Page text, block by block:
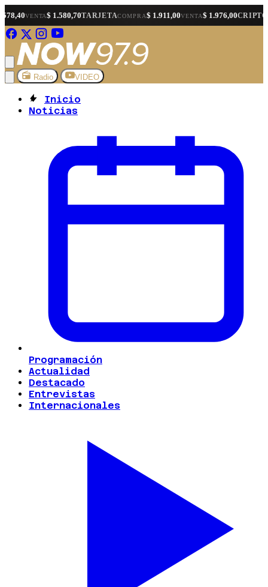
1.580,70TARJETACOMPRA$ 1.911,00VENTA$ 1.976,00CRIPTOCOMPRA$
Radio VIDEO
Inicio
Noticias
Programación
Actualidad
Destacado
Entrevistas
Internacionales